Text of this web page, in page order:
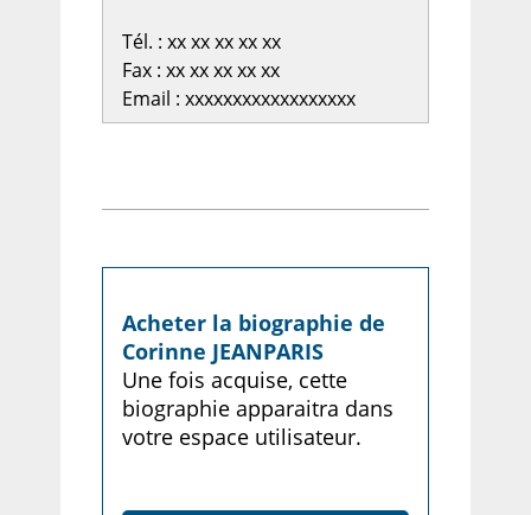
Tél. : xx xx xx xx xx
Fax : xx xx xx xx xx
Email : xxxxxxxxxxxxxxxxxx
Acheter la biographie de
Corinne JEANPARIS
Une fois acquise, cette
biographie apparaitra dans
votre espace utilisateur.